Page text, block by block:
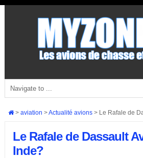
> aviation >Actualité avions> Le Rafale de
Le Rafale de Dassault
Inde?